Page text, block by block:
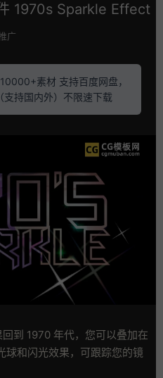
1970s Sparkle Effect
广
素材 支持百度网盘，
持国内外）不限速下载
到 1970 年代，您可以叠加在
球和闪光效果，可跟踪您的镜